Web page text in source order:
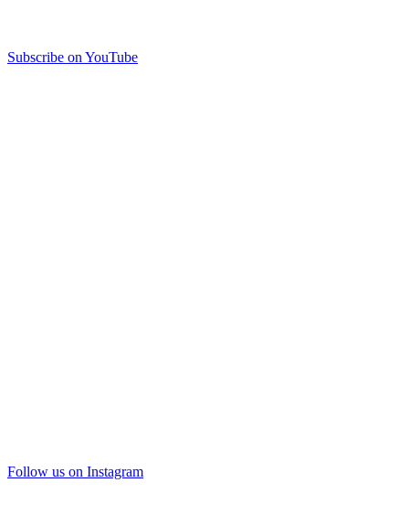
Subscribe on YouTube
Follow us on Instagram